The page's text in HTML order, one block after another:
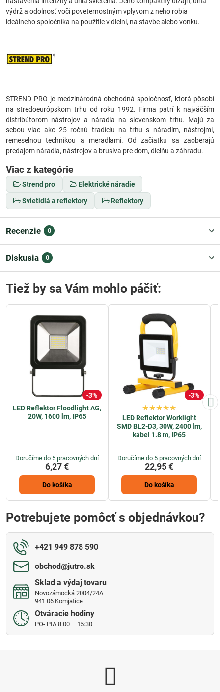
výdrž a odolnosť voči poveternostným vplyvom z neho robia
ideálneho spoločníka na použitie v dielni, na stavbe alebo vonku.
STREND PRO je medzinárodná obchodná spoločnosť, ktorá pôsobí
na stredoeurópskom trhu od roku 1992. Firma patrí k najväčším
distribútorom nástrojov a náradia na slovenskom trhu. Majú za
sebou viac ako 25 ročnú tradíciu na trhu s náradím, nástrojmi,
remeselnou technikou a meradlami. Od začiatku sa zaoberajú
predajom náradia, nástrojov a brusiva pre dom, dielňu a záhradu.
Viac z kategórie
Strend pro Elektrické náradie
Svietidlá a reflektory Reflektory
Recenzie 0
Diskusia 0
Tiež by sa Vám mohlo páčiť:
3%
LED Reflektor Floodlight AG,
20W, 1600 lm, IP65
Doručíme do 5 pracovných dní
6,27 €
Do košíka
3%
LED Reflektor Worklight
SMD BL2-D3, 30W, 2400 lm,
kábel 1.8 m, IP65
Doručíme do 5 pracovných dní
22,95 €
Do košíka
Potrebujete pomôcť s objednávkou?
+421 949 878 590
obchod​@jutro​.sk
Sklad a výdaj tovaru
Novozámocká 2004/24A
941 06 Komjatice
Otváracie hodiny
PO- PIA 8:00 – 15:30